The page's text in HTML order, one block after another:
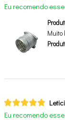
Eu recomendo
Muito
Eu recomendo